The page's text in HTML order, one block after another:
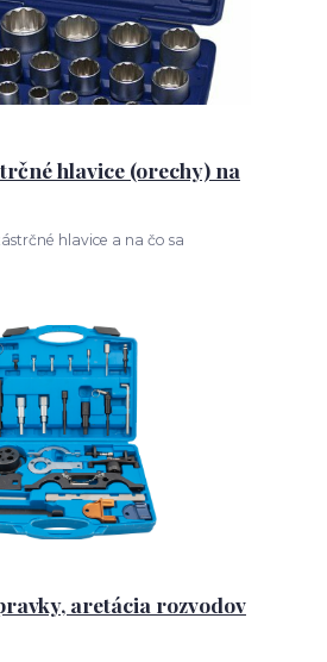
hlavice (orechy) na
hlavice a na čo sa
aretácia rozvodov